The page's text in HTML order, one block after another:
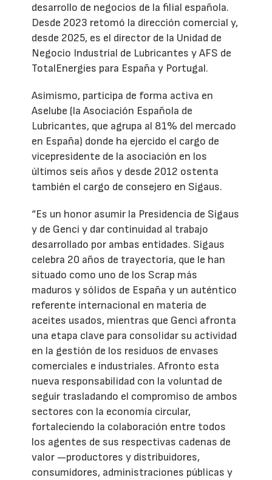
desarrollo de negocios de la filial española.
Desde 2023 retomó la dirección comercial y,
desde 2025, es el director de la Unidad de
Negocio Industrial de Lubricantes y AFS de
TotalEnergies para España y Portugal.
Asimismo, participa de forma activa en
Aselube (la Asociación Española de
Lubricantes, que agrupa al 81% del mercado
en España) donde ha ejercido el cargo de
vicepresidente de la asociación en los
últimos seis años y desde 2012 ostenta
también el cargo de consejero en Sigaus.
“Es un honor asumir la Presidencia de Sigaus
y de Genci y dar continuidad al trabajo
desarrollado por ambas entidades. Sigaus
celebra 20 años de trayectoria, que le han
situado como uno de los Scrap más
maduros y sólidos de España y un auténtico
referente internacional en materia de
aceites usados, mientras que Genci afronta
una etapa clave para consolidar su actividad
en la gestión de los residuos de envases
comerciales e industriales. Afronto esta
nueva responsabilidad con la voluntad de
seguir trasladando el compromiso de ambos
sectores con la economía circular,
fortaleciendo la colaboración entre todos
los agentes de sus respectivas cadenas de
valor —productores y distribuidores,
consumidores, administraciones públicas y